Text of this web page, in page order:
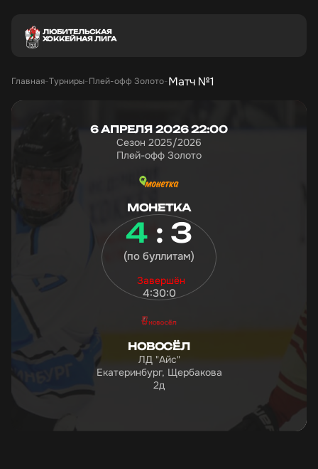
ЛЮБИТЕЛЬСКАЯ
ХОККЕЙНАЯ ЛИГА
Главная Турниры Плей-офф Золото Матч №1
6 АПРЕЛЯ 2026 22:00
Сезон 2025/2026
Плей-офф Золото
МОНЕТКА
4 : 3
(по буллитам)
Завершён
4:30:0
НОВОСЁЛ
ЛД "Айс"
Екатеринбург, Щербакова
2д